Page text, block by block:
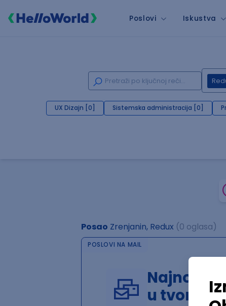
Poslovi Iskustva
UX Dizajn [0] Sistemska administracija [0]
Posao Zrenjanin, Redux (0 oglasa)
POSLOVI NA MAIL
Najnoviji
u tvom